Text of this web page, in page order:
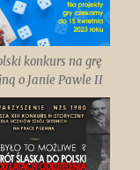
konkurs na grę
o Janie Pawle II